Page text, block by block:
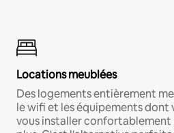
Locations meublées
Des logements entièrement
le wifi et les équipements dont
vous installer confortablement